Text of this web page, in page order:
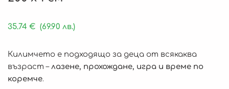
35.74 € (69.90 лв.)
Килимчето е подходящо за деца от всякаква
възраст –лазене, прохождане, игра и време по
коремче.